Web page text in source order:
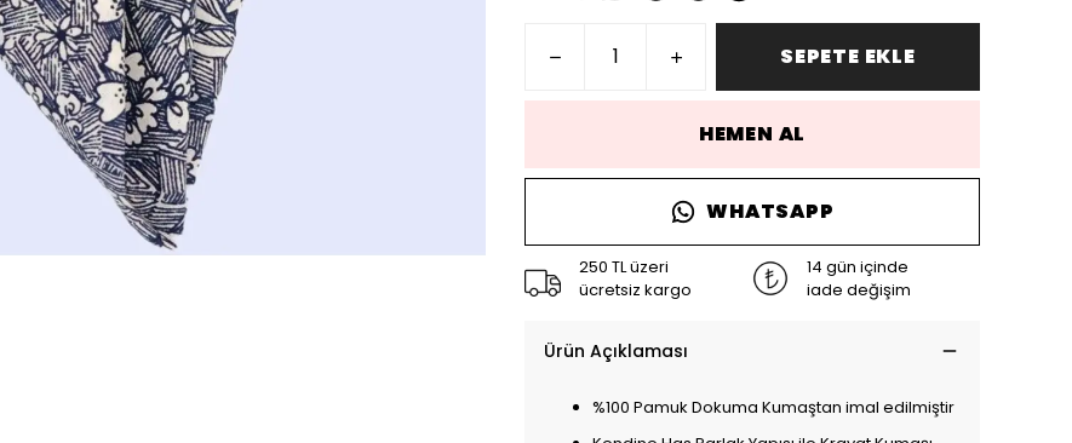
SEPETE EKLE
HEMEN AL
WHATSAPP
250 TL üzeri
ücretsiz kargo
14 gün içinde
iade değişim
Ürün Açıklaması
%100 Pamuk Dokuma Kumaştan imal edilmiştir